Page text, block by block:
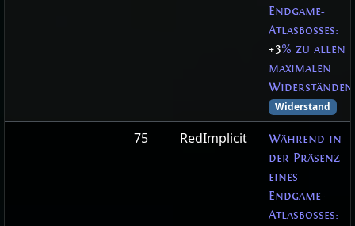
Endgame-
Atlasbosses:
+3% zu allen
maximalen
Widerständen
Widerstand
75 RedImplicit
Während in
der Präsenz
eines
Endgame-
Atlasbosses: